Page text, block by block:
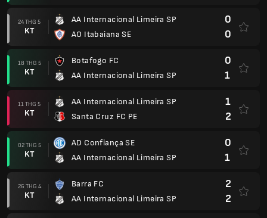
24 THG 5
KT
AA Internacional Limeira SP
AO Itabaiana SE
0
0
18 THG 5
KT
Botafogo FC
AA Internacional Limeira SP
0
1
11 THG 5
KT
AA Internacional Limeira SP
Santa Cruz FC PE
1
2
02 THG 5
KT
AD Confiança SE
AA Internacional Limeira SP
0
1
26 THG 4
KT
Barra FC
AA Internacional Limeira SP
2
2